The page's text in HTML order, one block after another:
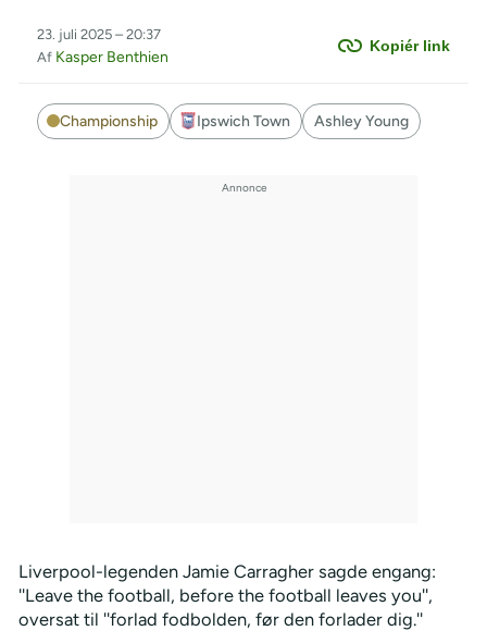
Kopiér link
23. juli 2025 – 20:37
Af Kasper Benthien
Championship Ipswich Town Ashley Young
Liverpool-legenden Jamie Carragher sagde engang:
''Leave the football, before the football leaves you'',
oversat til ''forlad fodbolden, før den forlader dig.''